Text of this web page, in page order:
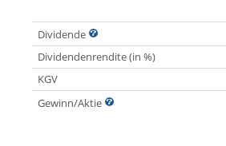
Dividende
Dividendenrendite (in %)
KGV
Gewinn/Aktie